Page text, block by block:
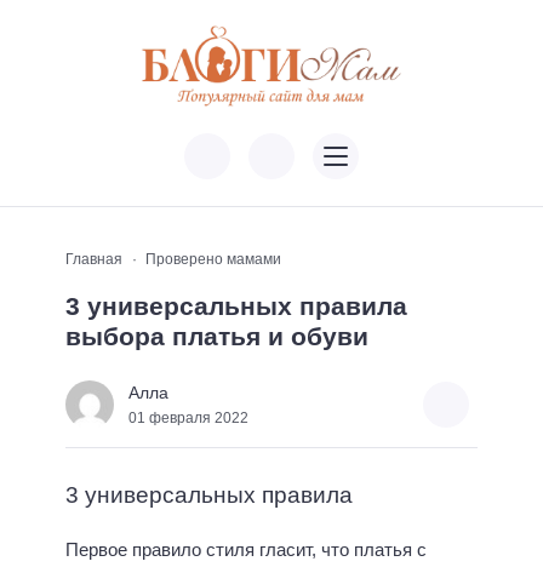
Главная Проверено мамами
3 универсальных правила
выбора платья и обуви
Алла
01 февраля 2022
3 универсальных правила
Первое правило стиля гласит, что платья с